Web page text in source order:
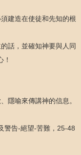
建造在使徒和先知的根
話，並確知神要與人同
隱喻來傳講神的信息。
警告-絕望-苦難，25-48